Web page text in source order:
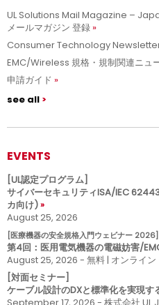
UL Solutions Mail Magazine –
メールマガジン 登録
Consumer Technology
EMC/Wireless 規格・規制関連ニュ
申請ガイド
see all
EVENTS
[UL認定プログラム]
サイバーセキュリティISA/IEC
カ向け)
August 25, 2026
[医療機器の安全規格入門ウェビナー 2026]
第4回：医用電気機器の電磁妨害/
August 25, 2026 - 無料 | オンライン
[対面セミナー]
ケーブル設計のDXと標準化を実現